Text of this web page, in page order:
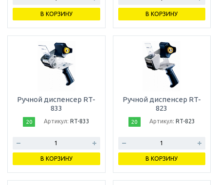
В КОРЗИНУ В КОРЗИНУ
Ручной диспенсер RT-
833
20 Артикул: RT-833
В КОРЗИНУ
Ручной диспенсер RT-
823
20 Артикул: RT-823
В КОРЗИНУ